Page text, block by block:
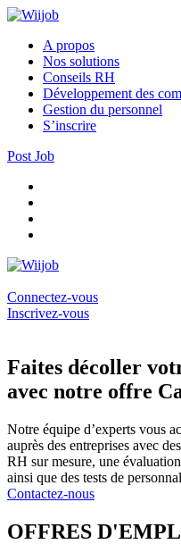
A propos
Nos solutions
Conseils RH
Développement des
Gestion du personnel
S’inscrire
Post Job
Connectez-vous
Inscrivez-vous
Faites décoller
avec notre offre
Notre équipe d’experts vous
auprès des entreprises avec
RH sur mesure, une
ainsi que des tests de
Contactez-nous
OFFRES